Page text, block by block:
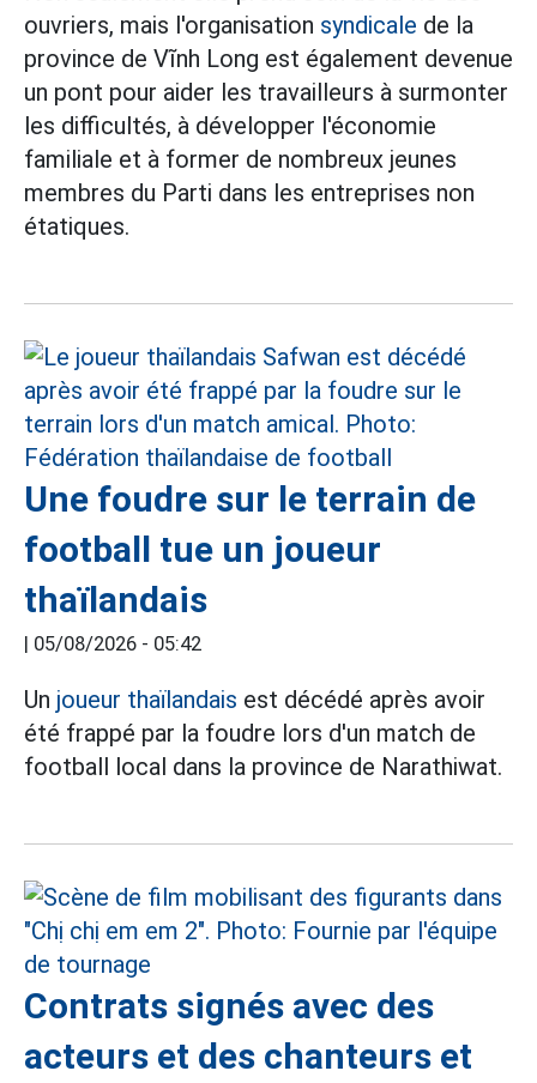
ouvriers, mais l'organisation syndicale de la
province de Vĩnh Long est également devenue
un pont pour aider les travailleurs à surmonter
les difficultés, à développer l'économie
familiale et à former de nombreux jeunes
membres du Parti dans les entreprises non
étatiques.
Une foudre sur le terrain de
football tue un joueur
thaïlandais
| 05/08/2026 - 05:42
Un joueur thaïlandais est décédé après avoir
été frappé par la foudre lors d'un match de
football local dans la province de Narathiwat.
Contrats signés avec des
acteurs et des chanteurs et